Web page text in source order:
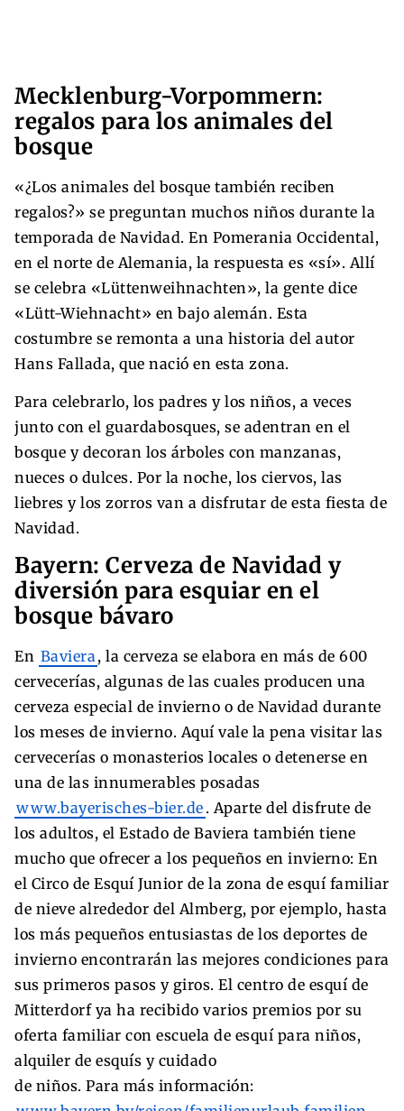
Mecklenburg-Vorpommern:
regalos para los animales del
bosque
«¿Los animales del bosque también reciben
regalos?» se preguntan muchos niños durante la
temporada de Navidad. En Pomerania Occidental,
en el norte de Alemania, la respuesta es «sí». Allí
se celebra «Lüttenweihnachten», la gente dice
«Lütt-Wiehnacht» en bajo alemán. Esta
costumbre se remonta a una historia del autor
Hans Fallada, que nació en esta zona.
Para celebrarlo, los padres y los niños, a veces
junto con el guardabosques, se adentran en el
bosque y decoran los árboles con manzanas,
nueces o dulces. Por la noche, los ciervos, las
liebres y los zorros van a disfrutar de esta fiesta de
Navidad.
Bayern: Cerveza de Navidad y
diversión para esquiar en el
bosque bávaro
En Baviera , la cerveza se elabora en más de 600
cervecerías, algunas de las cuales producen una
cerveza especial de invierno o de Navidad durante
los meses de invierno. Aquí vale la pena visitar las
cervecerías o monasterios locales o detenerse en
una de las innumerables posadas
www.bayerisches-bier.de . Aparte del disfrute de
los adultos, el Estado de Baviera también tiene
mucho que ofrecer a los pequeños en invierno: En
el Circo de Esquí Junior de la zona de esquí familiar
de nieve alrededor del Almberg, por ejemplo, hasta
los más pequeños entusiastas de los deportes de
invierno encontrarán las mejores condiciones para
sus primeros pasos y giros. El centro de esquí de
Mitterdorf ya ha recibido varios premios por su
oferta familiar con escuela de esquí para niños,
alquiler de esquís y cuidado
de niños. Para más información: